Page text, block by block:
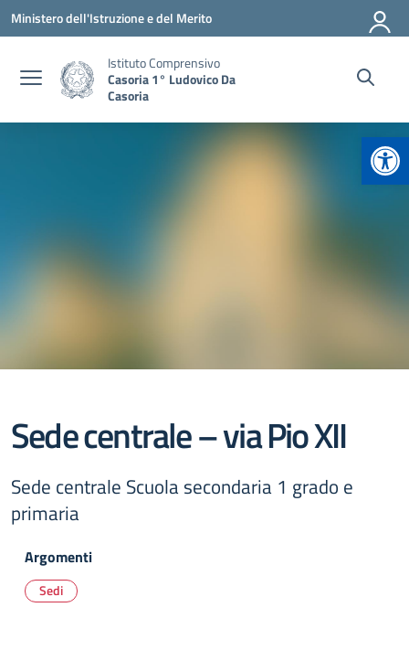
Vai ai contenuti
Vai al menu di navigazione
Vai al footer
Ministero dell'Istruzione e del Merito
Istituto Comprensivo
Casoria 1° Ludovico Da
Casoria
Sede centrale – via Pio XII
Sede centrale Scuola secondaria 1 grado e
primaria
Argomenti
Sedi